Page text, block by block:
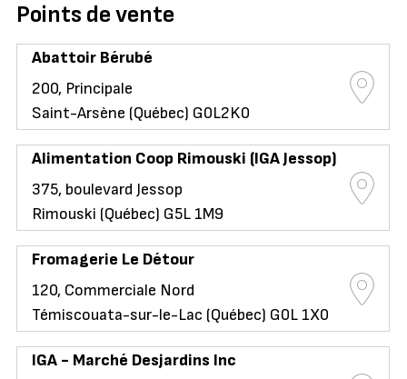
Points de vente
Abattoir Bérubé
200, Principale
Saint-Arsène (Québec) G0L2K0
Alimentation Coop Rimouski (IGA Jessop)
375, boulevard Jessop
Rimouski (Québec) G5L 1M9
Fromagerie Le Détour
120, Commerciale Nord
Témiscouata-sur-le-Lac (Québec) G0L 1X0
IGA - Marché Desjardins Inc